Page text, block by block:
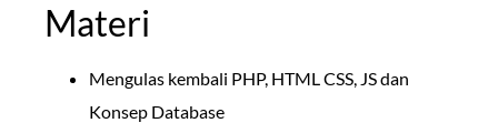
Materi
Mengulas kembali PHP, HTML CSS, JS dan
Konsep Database